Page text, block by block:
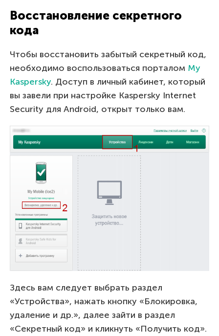
Восстановление секретного
кода
Чтобы восстановить забытый секретный код,
необходимо воспользоваться порталом My
Kaspersky. Доступ в личный кабинет, который
вы завели при настройке Kaspersky Internet
Security для Android, открыт только вам.
Здесь вам следует выбрать раздел
«Устройства», нажать кнопку «Блокировка,
удаление и др.», далее зайти в раздел
«Секретный код» и кликнуть «Получить код».